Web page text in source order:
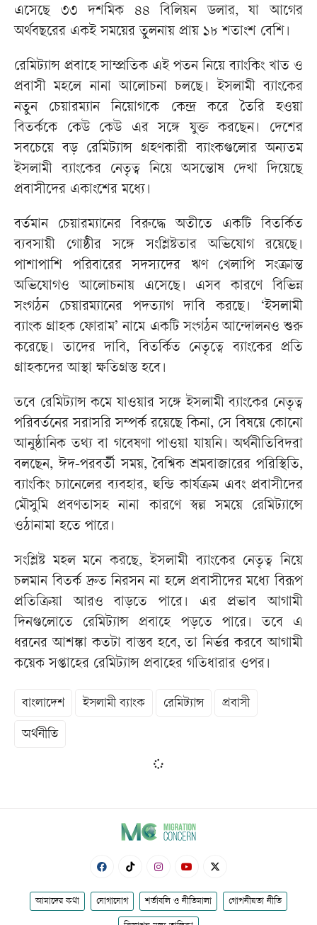
এসেছে ৩৩ দশমিক ৪৪ বিলিয়ন ডলার, যা আগের
অর্থবছরের একই সময়ের তুলনায় প্রায় ১৮ শতাংশ বেশি।
রেমিট্যান্স প্রবাহে সাম্প্রতিক এই পতন নিয়ে ব্যাংকিং খাত ও
প্রবাসী মহলে নানা আলোচনা চলছে। ইসলামী ব্যাংকের
নতুন চেয়ারম্যান নিয়োগকে কেন্দ্র করে তৈরি হওয়া
বিতর্ককে কেউ কেউ এর সঙ্গে যুক্ত করছেন। দেশের
সবচেয়ে বড় রেমিট্যান্স গ্রহণকারী ব্যাংকগুলোর অন্যতম
ইসলামী ব্যাংকের নেতৃত্ব নিয়ে অসন্তোষ দেখা দিয়েছে
প্রবাসীদের একাংশের মধ্যে।
বর্তমান চেয়ারম্যানের বিরুদ্ধে অতীতে একটি বিতর্কিত
ব্যবসায়ী গোষ্ঠীর সঙ্গে সংশ্লিষ্টতার অভিযোগ রয়েছে।
পাশাপাশি পরিবারের সদস্যদের ঋণ খেলাপি সংক্রান্ত
অভিযোগও আলোচনায় এসেছে। এসব কারণে বিভিন্ন
সংগঠন চেয়ারম্যানের পদত্যাগ দাবি করছে। ‘ইসলামী
ব্যাংক গ্রাহক ফোরাম’ নামে একটি সংগঠন আন্দোলনও শুরু
করেছে। তাদের দাবি, বিতর্কিত নেতৃত্বে ব্যাংকের প্রতি
গ্রাহকদের আস্থা ক্ষতিগ্রস্ত হবে।
তবে রেমিট্যান্স কমে যাওয়ার সঙ্গে ইসলামী ব্যাংকের নেতৃত্ব
পরিবর্তনের সরাসরি সম্পর্ক রয়েছে কিনা, সে বিষয়ে কোনো
আনুষ্ঠানিক তথ্য বা গবেষণা পাওয়া যায়নি। অর্থনীতিবিদরা
বলছেন, ঈদ-পরবর্তী সময়, বৈশ্বিক শ্রমবাজারের পরিস্থিতি,
ব্যাংকিং চ্যানেলের ব্যবহার, হুন্ডি কার্যক্রম এবং প্রবাসীদের
মৌসুমি প্রবণতাসহ নানা কারণে স্বল্প সময়ে রেমিট্যান্সে
ওঠানামা হতে পারে।
সংশ্লিষ্ট মহল মনে করছে, ইসলামী ব্যাংকের নেতৃত্ব নিয়ে
চলমান বিতর্ক দ্রুত নিরসন না হলে প্রবাসীদের মধ্যে বিরূপ
প্রতিক্রিয়া আরও বাড়তে পারে। এর প্রভাব আগামী
দিনগুলোতে রেমিট্যান্স প্রবাহে পড়তে পারে। তবে এ
ধরনের আশঙ্কা কতটা বাস্তব হবে, তা নির্ভর করবে আগামী
কয়েক সপ্তাহের রেমিট্যান্স প্রবাহের গতিধারার ওপর।
বাংলাদেশ ইসলামী ব্যাংক রেমিট্যান্স প্রবাসী
অর্থনীতি
আমাদের কথা যোগাযোগ শর্তাবলি ও নীতিমালা গোপনীয়তা নীতি